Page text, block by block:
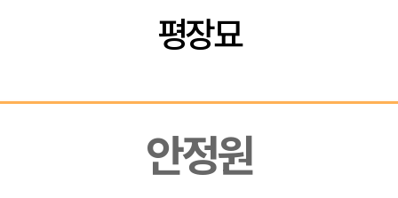
평장묘
안정원